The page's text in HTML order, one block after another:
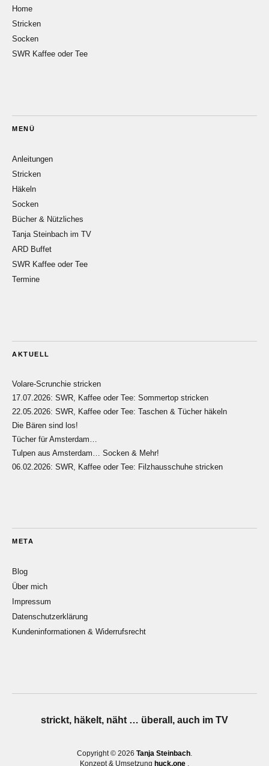
Home
Stricken
Socken
SWR Kaffee oder Tee
MENÜ
Anleitungen
Stricken
Häkeln
Socken
Bücher & Nützliches
Tanja Steinbach im TV
ARD Buffet
SWR Kaffee oder Tee
Termine
AKTUELL
Volare-Scrunchie stricken
17.07.2026: SWR, Kaffee oder Tee: Sommertop stricken
22.05.2026: SWR, Kaffee oder Tee: Taschen & Tücher häkeln
Die Bären sind los!
Tücher für Amsterdam…
Tulpen aus Amsterdam… Socken & Mehr!
06.02.2026: SWR, Kaffee oder Tee: Filzhausschuhe stricken
META
Blog
Über mich
Impressum
Datenschutzerklärung
Kundeninformationen & Widerrufsrecht
strickt, häkelt, näht … überall, auch im TV
Copyright © 2026 Tanja Steinbach
Konzept & Umsetzung huck.one